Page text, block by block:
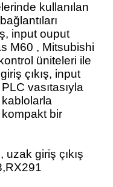
kullanılan
input ouput
M60 , Mitsubishi
üniteleri ile
çıkış, input
vasıtasıyla
bir
giriş çıkış